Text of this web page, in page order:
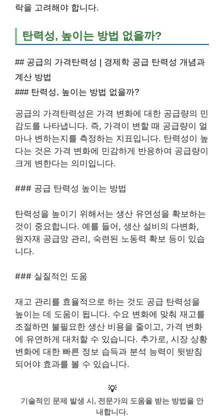
락을 고려해야 합니다.
탄력성, 높이는 방법 없을까?
## 공급의 가격탄력성 | 경제학 공급 탄력성 개념과
계산 방법
### 탄력성, 높이는 방법 없을까?
공급의 가격탄력성은 가격 변화에 대한 공급량의 민
감도를 나타냅니다. 즉, 가격이 변할 때 공급량이 얼
마나 변하는지를 측정하는 지표입니다. 탄력성이 높
다는 것은 가격 변화에 민감하게 반응하여 공급량이
크게 변한다는 의미입니다.
### 공급 탄력성 높이는 방법
탄력성을 높이기 위해서는 생산 유연성을 확보하는
것이 중요합니다. 예를 들어, 생산 설비의 다변화,
원자재 공급망 관리, 숙련된 노동력 확보 등이 있습
니다.
### 실질적인 도움
재고 관리를 효율적으로 하는 것도 공급 탄력성을
높이는 데 도움이 됩니다. 수요 변화에 맞춰 재고를
조절하면 불필요한 생산 비용을 줄이고, 가격 변화
에 유연하게 대처할 수 있습니다. 추가로, 시장 상황
변화에 대한 빠른 정보 습득과 분석 능력이 뒷받침
되어야 효과를 볼 수 있습니다.
💡
기술적인 문제 발생 시, 전문가의 도움을 받는 방법을 안
내합니다.